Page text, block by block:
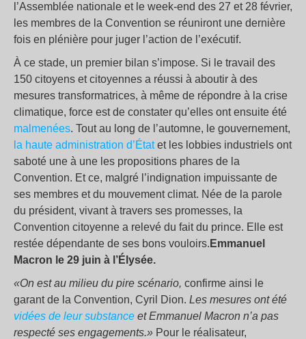
l’Assemblée nationale et le week-end des 27 et 28 février,
les membres de la Convention se réuniront une dernière
fois en plénière pour juger l’action de l’exécutif.
À ce stade, un premier bilan s’impose. Si le travail des
150 citoyens et citoyennes a réussi à aboutir à des
mesures transformatrices, à même de répondre à la crise
climatique, force est de constater qu’elles ont ensuite été
malmenées. Tout au long de l’automne, le gouvernement,
la haute administration d’Étatet les lobbies industriels ont
saboté une à une les propositions phares de la
Convention. Et ce, malgré l’indignation impuissante de
ses membres et du mouvement climat. Née de la parole
du président, vivant à travers ses promesses, la
Convention citoyenne a relevé du fait du prince. Elle est
restée dépendante de ses bons vouloirs. Emmanuel
Macron le 29 juin à l’Élysée.
«On est au milieu du pire scénario, confirme ainsi le
garant de la Convention, Cyril Dion. Les mesures ont été
vidées de leur substance et Emmanuel Macron n’a pas
respecté ses engagements.» Pour le réalisateur,